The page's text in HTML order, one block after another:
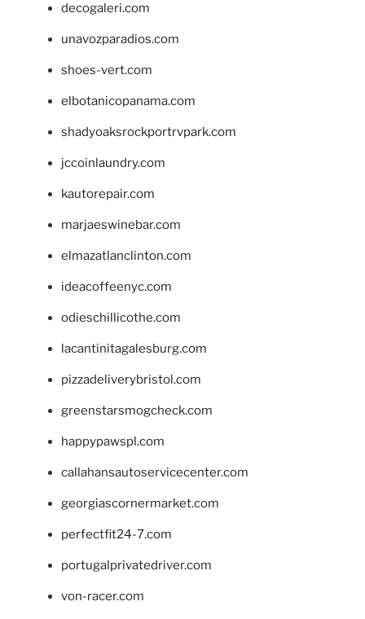
decogaleri.com
unavozparadios.com
shoes-vert.com
elbotanicopanama.com
shadyoaksrockportrvpark.com
jccoinlaundry.com
kautorepair.com
marjaeswinebar.com
elmazatlanclinton.com
ideacoffeenyc.com
odieschillicothe.com
lacantinitagalesburg.com
pizzadeliverybristol.com
greenstarsmogcheck.com
happypawspl.com
callahansautoservicecenter.com
georgiascornermarket.com
perfectfit24-7.com
portugalprivatedriver.com
von-racer.com